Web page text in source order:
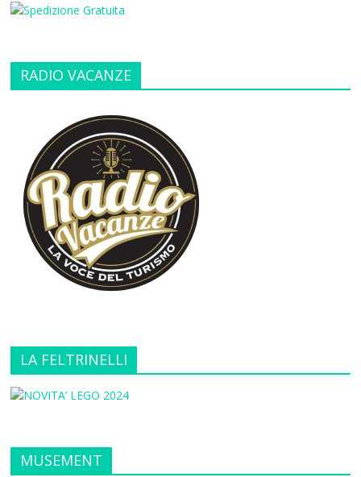
RADIO VACANZE
LA FELTRINELLI
MUSEMENT